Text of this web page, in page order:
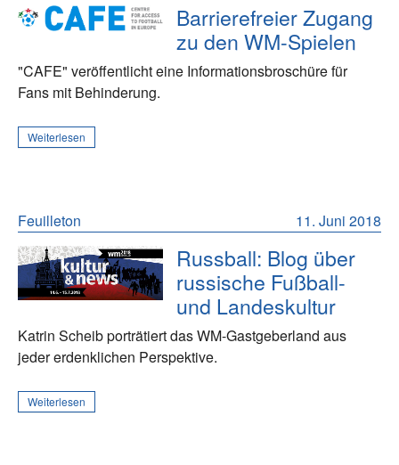
Barrierefreier Zugang
zu den WM-Spielen
"CAFE" veröffentlicht eine Informationsbroschüre für
Fans mit Behinderung.
Weiterlesen
11. Juni 2018
Feuilleton
Russball: Blog über
russische Fußball-
und Landeskultur
Katrin Scheib porträtiert das WM-Gastgeberland aus
jeder erdenklichen Perspektive.
Weiterlesen